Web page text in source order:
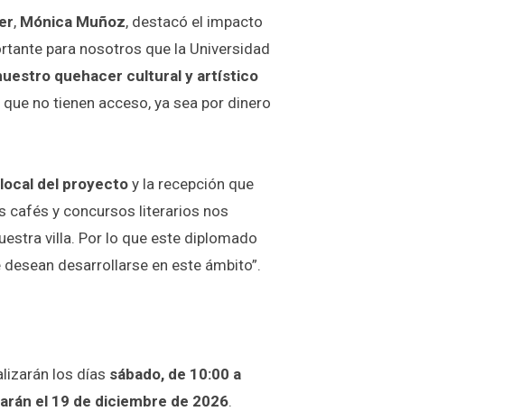
, Mónica Muñoz, destacó el impacto
para nosotros que la Universidad
quehacer cultural y artístico
no tienen acceso, ya sea por dinero
del proyectoy la recepción que
cafés y concursos literarios nos
villa. Por lo que este diplomado
desarrollarse en este ámbito”.
los días sábado, de 10:00 a
el 19 de diciembre de 2026.